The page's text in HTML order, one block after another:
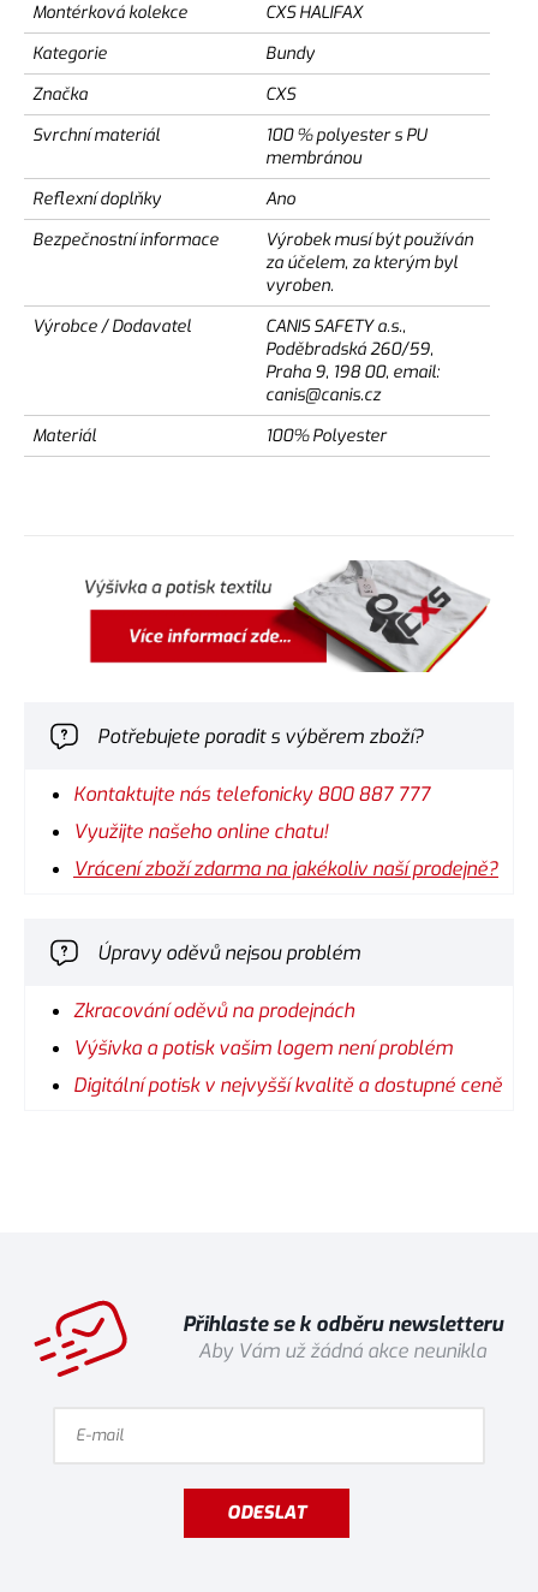
Montérková kolekce
CXS HALIFAX
Kategorie
Bundy
Značka
CXS
Svrchní materiál
100 % polyester s PU
membránou
Reflexní doplňky
Ano
Bezpečnostní informace
Výrobek musí být používán
za účelem, za kterým byl
vyroben.
Výrobce / Dodavatel
CANIS SAFETY a.s.,
Poděbradská 260/59,
Praha 9, 198 00, email:
canis@canis.cz
Materiál
100% Polyester
Potřebujete poradit s výběrem zboží?
Kontaktujte nás telefonicky 800 887 777
Využijte našeho online chatu!
Vrácení zboží zdarma na jakékoliv naší prodejně?
Úpravy oděvů nejsou problém
Zkracování oděvů na prodejnách
Výšivka a potisk vašim logem není problém
Digitální potisk v nejvyšší kvalitě a dostupné ceně
Přihlaste se k odběru newsletteru
Aby Vám už žádná akce neunikla
ODESLAT